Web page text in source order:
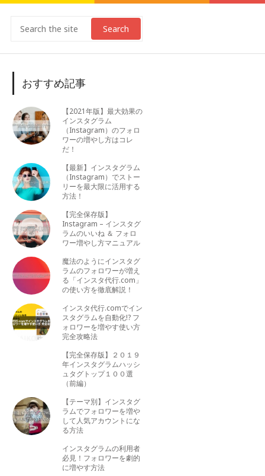
Search
おすすめ記事
【2021年版】最大効果の
インスタグラム
（Instagram）のフォロ
ワーの増やし方はコレ
だ！
【最新】インスタグラム
（Instagram）でストー
リーを最大限に活用する
方法！
【完全保存版】
Instagram – インスタグ
ラムのいいね ＆ フォロ
ワー増やし方マニュアル
魔法のようにインスタグ
ラムのフォロワーが増え
る「インスタ代行.com」
の使い方を徹底解説！
インスタ代行.comでイン
スタグラムを自動化!? フ
ォロワーを増やす使い方
完全攻略法
【完全保存版】２０１９
年インスタグラムハッシ
ュタグトップ１００選
（前編）
【テーマ別】インスタグ
ラムでフォロワーを増や
して人気アカウントにな
る方法
インスタグラムの利用者
必見！フォロワーを劇的
に増やす方法